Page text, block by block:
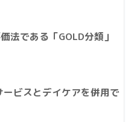
法である「GOLD分類」
ビスとデイケアを併用で